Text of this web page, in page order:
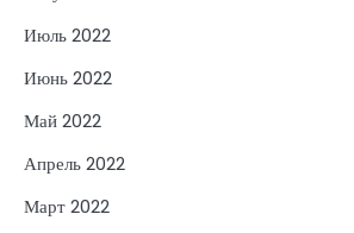
Июль 2022
Июнь 2022
Май 2022
Апрель 2022
Март 2022